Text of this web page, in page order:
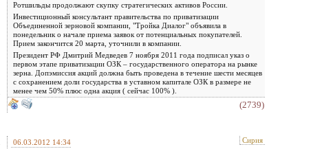
Ротшильды продолжают скупку стратегических активов России.
Инвестиционный консультант правительства по приватизации
Объединенной зерновой компании, "Тройка Диалог" объявила в
понедельник о начале приема заявок от потенциальных покупателей.
Прием закончится 20 марта, уточнили в компании.
Президент РФ Дмитрий Медведев 7 ноября 2011 года подписал указ о
первом этапе приватизации ОЗК – государственного оператора на рынке
зерна. Допэмиссия акций должна быть проведена в течение шести месяцев
с сохранением доли государства в уставном капитале ОЗК в размере не
менее чем 50% плюс одна акция ( сейчас 100% ).
(2739)
06.03.2012 14:34 Сирия